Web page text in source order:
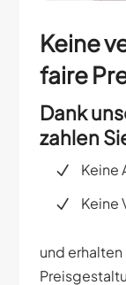
Keine
faire
Dank
zahlen
Keine
Keine
und